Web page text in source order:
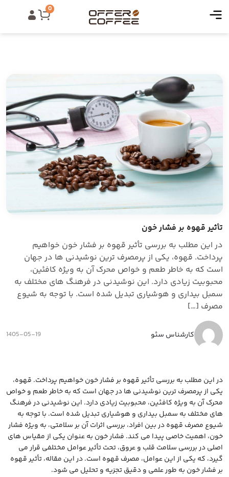
0
تأثیر قهوه بر فشار خون
در این مطلب به بررسی تأثیر قهوه بر فشار خون خواهیم
پرداخت. قهوه، یکی از پرمصرف ترین نوشیدنی ها در جهان
است که به خاطر طعم و خواص محرک آن به ویژه کافئین،
محبوبیت زیادی دارد. این نوشیدنی در فرهنگ های مختلف به
سمبل بیداری و هوشیاری تبدیل شده است. با توجه به شیوع
مصرف […]
کارشناس سئو 1405-05-19
در این مطلب به بررسی تأثیر قهوه بر فشار خون خواهیم پرداخت. قهوه،
یکی از پرمصرف ترین نوشیدنی ها در جهان است که به خاطر طعم و خواص
محرک آن به ویژه کافئین، محبوبیت زیادی دارد. این نوشیدنی در فرهنگ
های مختلف به سمبل بیداری و هوشیاری تبدیل شده است. با توجه به
شیوع مصرف قهوه در بین افراد، بررسی اثرات آن بر سلامتی، به ویژه فشار
خون، اهمیت خاصی پیدا می کند. فشار خون به عنوان یکی از مقیاس های
اصلی در بررسی سلامت قلب و عروق، تحت تأثیر عوامل مختلفی قرار می
گیرد، که یکی از این عوامل، مصرف قهوه است. در این مقاله، تأثیر قهوه
بر فشار خون به طور علمی و دقیق تجزیه و تحلیل می شود.